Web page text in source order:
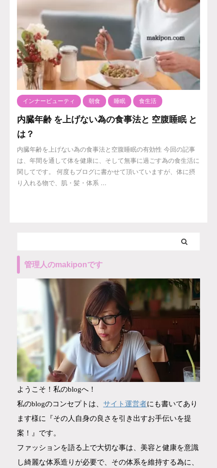
インナービューティ 朝食 睡眠 食生活
内臓年齢 を上げない為の食事法と 空腹睡眠 と
は？
内臓年齢を上げない為の食事法と空腹睡眠の有効性 今回の記事
は、年間を通して体を健康に、そして無事に過ごす為の食生活に
関してです。 何度もブログに書かせて頂いていますが、体に摂
り入れる物で、肌・髪・体系 ...
管理人のmakiponです
ようこそ！私のblogへ！
私のblogのコンセプトは、 サイト運営者にも書いてあり
ます様に『その人自身の良さを引き出すお手伝いを提
案！』です。
ファッションを語る上で大切な事は、美容と健康を意識
し綺麗な体系造りが必要で、その体系を維持する為に、